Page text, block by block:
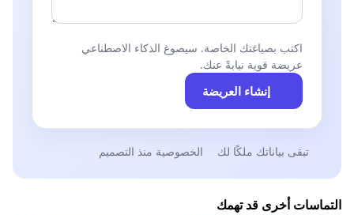
اكتب بصياغتك الخاصة. سيصوغ الذكاء الاصطناعي
عريضة قوية نيابةً عنك.
إنشاء العريضة
تبقى بياناتك ملكًا لك الخصوصية منذ التصميم
التماسات أخرى قد تهمك